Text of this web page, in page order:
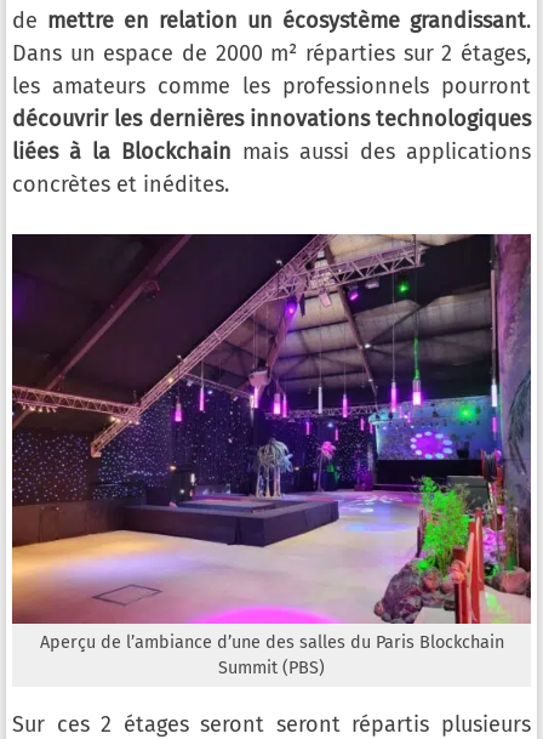
de mettre en relation un écosystème grandissant.
Dans un espace de 2000 m² réparties sur 2 étages,
les amateurs comme les professionnels pourront
découvrir les dernières innovations technologiques
liées à la Blockchain mais aussi des applications
concrètes et inédites.
Aperçu de l’ambiance d’une des salles du Paris Blockchain
Summit (PBS)
Sur ces 2 étages seront seront répartis plusieurs